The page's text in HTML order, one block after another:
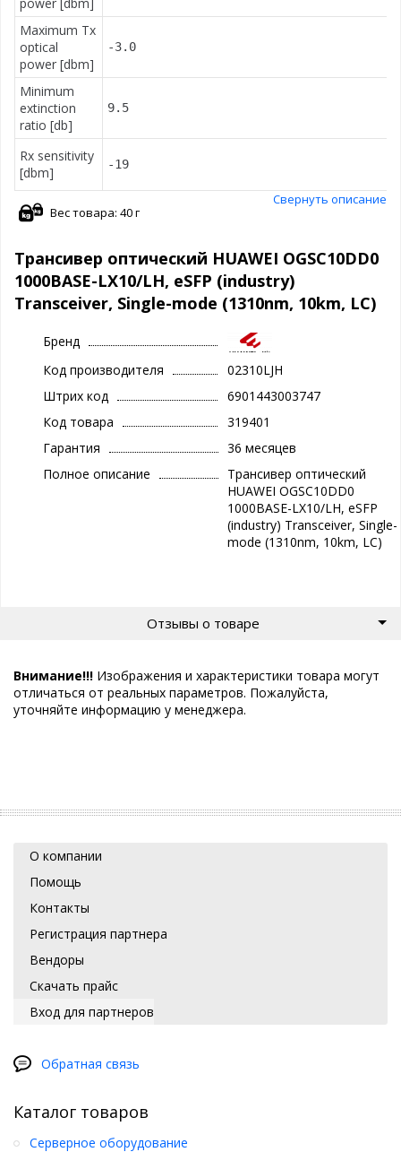
Maximum Tx
optical
power [dbm]
-3.0
Minimum
extinction
ratio [db]
9.5
Rx sensitivity
[dbm]
-19
Свернуть описание
Вес товара: 40 г
Трансивер оптический HUAWEI OGSC10DD0
1000BASE-LX10/LH, eSFP (industry)
Transceiver, Single-mode (1310nm, 10km, LC)
Бренд
Код производителя
02310LJH
Штрих код
6901443003747
Код товара
319401
Гарантия
36 месяцев
Полное описание
Трансивер оптический
HUAWEI OGSC10DD0
1000BASE-LX10/LH, eSFP
(industry) Transceiver, Single-
mode (1310nm, 10km, LC)
Отзывы о товаре
Внимание!!! Изображения и характеристики товара могут
отличаться от реальных параметров. Пожалуйста,
уточняйте информацию у менеджера.
О компании
Помощь
Контакты
Регистрация партнера
Вендоры
Скачать прайс
Вход для партнеров
Обратная связь
Каталог товаров
Серверное оборудование